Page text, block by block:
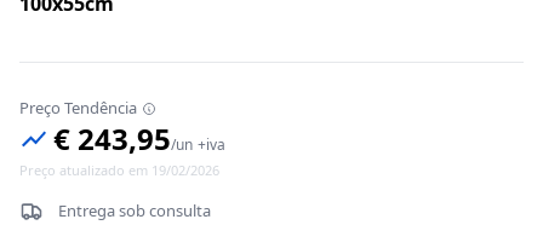
Preço Tendência
€ 243,95/un +iva
Preço atualizado em 19/02/2026
Entrega sob consulta